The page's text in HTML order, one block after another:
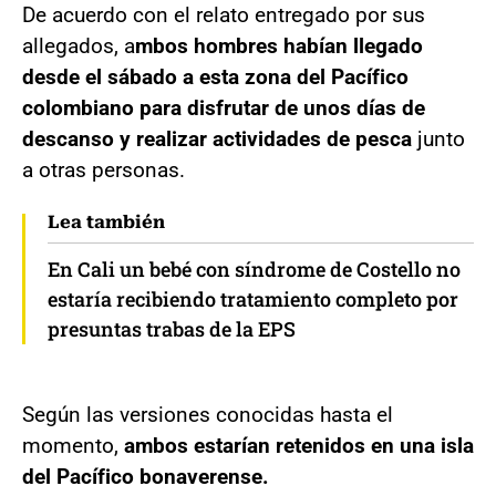
De acuerdo con el relato entregado por sus
allegados, ambos hombres habían llegado
desde el sábado a esta zona del Pacífico
colombiano para disfrutar de unos días de
descanso y realizar actividades de pesca junto
a otras personas.
Lea también
En Cali un bebé con síndrome de Costello no
estaría recibiendo tratamiento completo por
presuntas trabas de la EPS
Según las versiones conocidas hasta el
momento, ambos estarían retenidos en una isla
del Pacífico bonaverense.